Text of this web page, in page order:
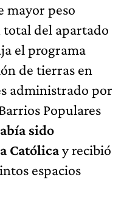
mayor peso
total del apartado
el programa
de tierras en
administrado por
Populares
sido
Católicay recibió
espacios